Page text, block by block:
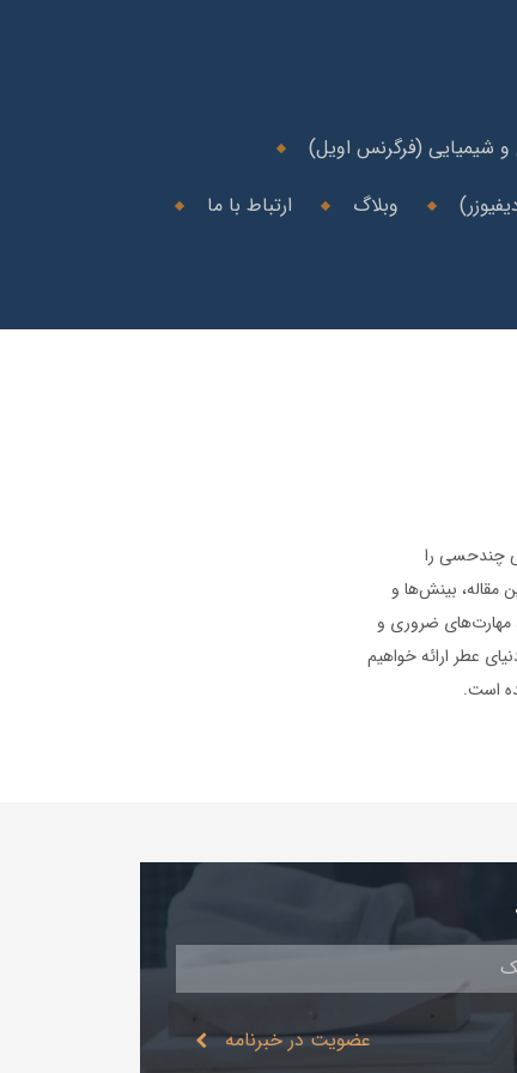
شیمیایی (فرگرنس اویل)
وبلاگ
ارتباط با ما
چندحسی را
مقاله، بینش‌ها و
مهارت‌های ضروری و
عطر ارائه خواهیم
عضویت در خبرنامه